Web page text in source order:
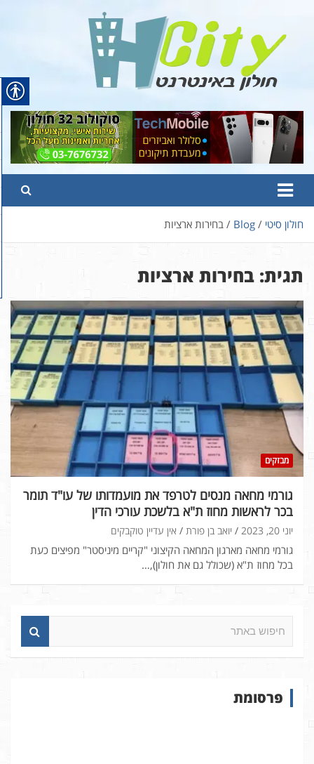
content
Hcity – חולון באינטרנט
פורטל החדשות והמידע של חולון
חולון סיטי Blog בחירות ארציות
תגית: בחירות ארציות
מבזקים
גורמי מחאה מנסים לטרפד את מועמדותו של עו"ד תומר
בכר לראשות מחוז ת"א בלשכת עורכי הדין
יוני 20, 2023 יואב בן פורת אין עדיין טוקבקים
גורמי מחאה מארגון המחאה הקיצוני "קריים מיניסטר" מפיצים כעת
בכל מחוז ת"א (שכולל גם את חולון),…
א
פרסומת